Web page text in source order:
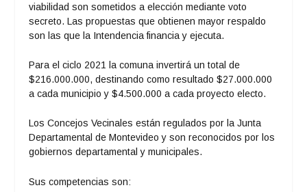
viabilidad son sometidos a elección mediante voto
secreto. Las propuestas que obtienen mayor respaldo
son las que la Intendencia financia y ejecuta.
Para el ciclo 2021 la comuna invertirá un total de
$216.000.000, destinando como resultado $27.000.000
a cada municipio y $4.500.000 a cada proyecto electo.
Los Concejos Vecinales están regulados por la Junta
Departamental de Montevideo y son reconocidos por los
gobiernos departamental y municipales.
Sus competencias son: